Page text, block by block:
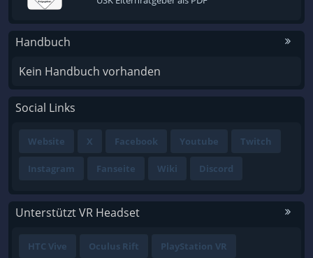
Handbuch
Kein Handbuch vorhanden
Social Links
Website X Facebook Youtube Twitch
Instagram Fanseite Wiki Discord
Unterstützt VR Headset
HTC Vive Oculus Rift PlayStation VR